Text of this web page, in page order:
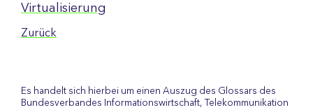
Virtualisierung
Zurück
Es handelt sich hierbei um einen Auszug des Glossars des
Bundesverbandes Informationswirtschaft, Telekommunikation